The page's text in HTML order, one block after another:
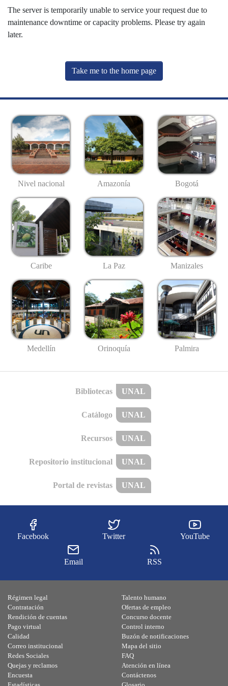
The server is temporarily unable to service your request due to
maintenance downtime or capacity problems. Please try again
later.
Take me to the home page
Nivel nacional Amazonía Bogotá
Caribe La Paz Manizales
Medellín Orinoquía Palmira
Bibliotecas UNAL
Catálogo UNAL
Recursos UNAL
Repositorio institucional UNAL
Portal de revistas UNAL
Facebook Twitter YouTube
Email RSS
Régimen legal
Contratación
Rendición de cuentas
Pago virtual
Calidad
Talento humano
Ofertas de empleo
Concurso docente
Control interno
Buzón de notificaciones
Correo institucional
Redes Sociales
Quejas y reclamos
Encuesta
Mapa del sitio
FAQ
Atención en línea
Contáctenos